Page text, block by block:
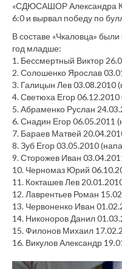
«СДЮСАШОР Александра
6:0 и вырвал победу по
В составе «Чкаловца» были
год младше:
1. Бессмертный Виктор
2. Солошенко Ярослав
3. Галицын Лев 03.08.2010
4. Светюха Егор
5. Абраменко Руслан
6. Снадин Егор 06.05.2011
7. Бараев Матвей
8. Зуб Егор 03.05.2010
9. Сторожев Иван
10. Черномаз Юрий
11. Кокташев Лев
12. Лаврентьев Роман
13. Червоненко Иван
14. Никоноров Данил
15. Филонов Михаил
16. Викулов Александр